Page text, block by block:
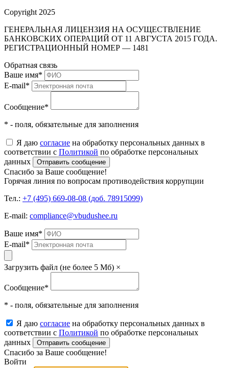
Copyright 2025
ГЕНЕРАЛЬНАЯ ЛИЦЕНЗИЯ НА ОСУЩЕСТВЛЕНИЕ
БАНКОВСКИХ ОПЕРАЦИЙ ОТ 11 АВГУСТА 2015 ГОДА.
РЕГИСТРАЦИОННЫЙ НОМЕР — 1481
Обратная связь
Ваше имя*
E-mail*
Сообщение*
* - поля, обязательные для заполнения
Я даю согласие на обработку персональных данных в
соответствии с Политикой по обработке персональных
данных
Отправить сообщение
Спасибо за Ваше сообщение!
Горячая линия по вопросам противодействия коррупции
Тел.: +7 (495) 669-08-08 (доб. 78915099)
E-mail: compliance@vbudushee.ru
Ваше имя*
E-mail*
Загрузить файл (не более 5 Мб) ×
Сообщение*
* - поля, обязательные для заполнения
Я даю согласие на обработку персональных данных в
соответствии с Политикой по обработке персональных
данных
Отправить сообщение
Спасибо за Ваше сообщение!
Войти